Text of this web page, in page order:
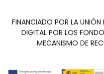
FINANCIADO POR LA UNIÓN
DIGITAL POR LOS
MECANISMO DE